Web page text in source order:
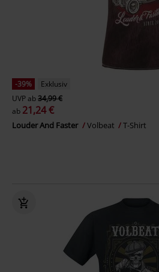
-39%
Exklusiv
UVPab34,99 €
ab 21,24 €
Louder And Faster Volbeat T-Shirt